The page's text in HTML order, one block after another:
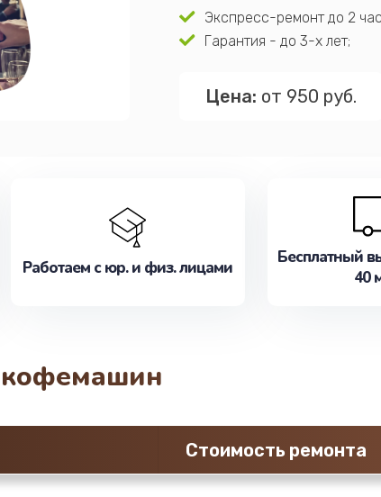
Экспресс-ремонт до 2
Гарантия - до 3-х лет;
Цена: от 950 руб.
Работаем с юр. и физ. лицами
Бесплатный
40
Стоимость ремонта